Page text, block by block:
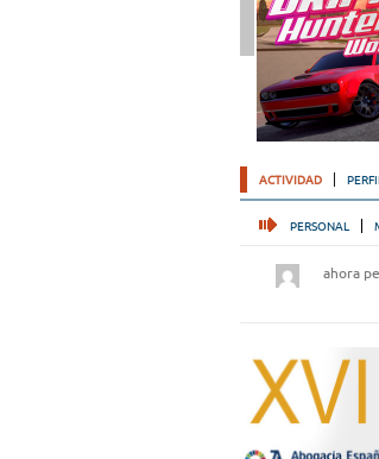
ACTIVIDAD PERFIL
PERSONAL
ahora